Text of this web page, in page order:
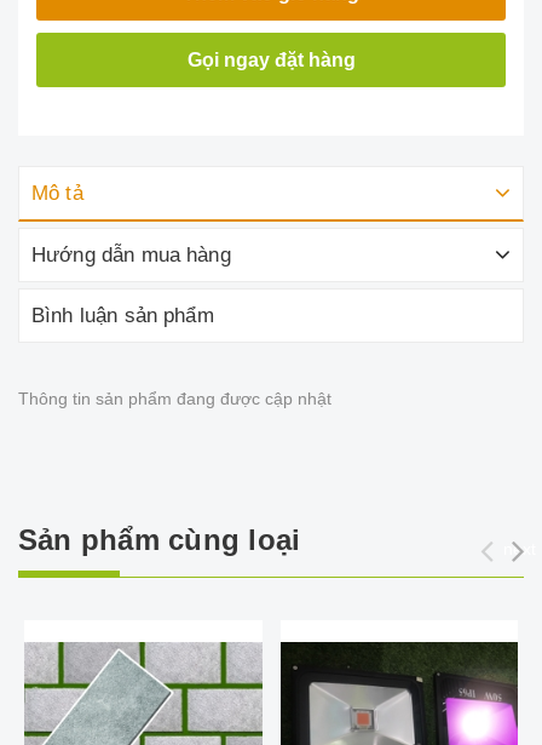
Gọi ngay đặt hàng
Mô tả
Hướng dẫn mua hàng
Bình luận sản phẩm
Thông tin sản phẩm đang được cập nhật
Sản phẩm cùng loại next